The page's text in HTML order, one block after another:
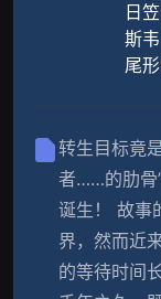
日
斯
尾
转生目标竟
者……的肋骨
诞生！ 故事
界，然而近
的等待时间